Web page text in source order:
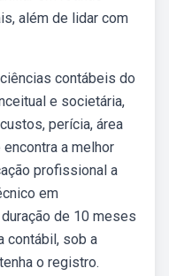
além de lidar com
contábeis do
e societária,
perícia, área
a melhor
profissional a
em
de 10 meses
contábil, sob a
o registro.